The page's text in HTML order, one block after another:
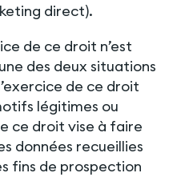
direct).
de ce droit n’est
des deux situations
de ce droit
légitimes ou
ce droit vise à faire
données recueillies
fins de prospection